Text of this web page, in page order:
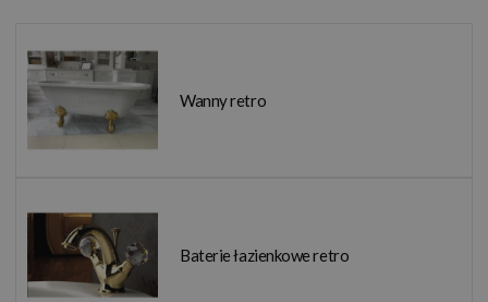
Wanny retro
Baterie łazienkowe retro